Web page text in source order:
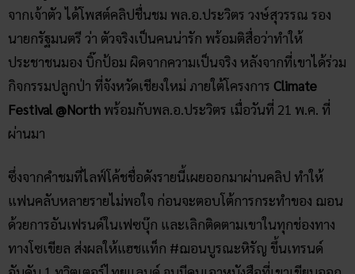
จากเจ้าตัว ได้โพสต์คลิปชื่นชม พล.อ.ประวิตร วงษ์สุวรรณ รอง
นายกรัฐมนตรี ว่า ตัวจริงเป็นคนน่ารัก พร้อมติสื่อว่าทำให้
ประชาชนมอง บิ๊กป้อม ผิดจากความเป็นจริง หลังจากที่เขาได้ร่วม
กิจกรรมปลูกป่า ที่จังหวัดเชียงใหม่ ภายใต้โครงการ Climate
Festival @North พร้อมกับพล.อ.ประวิตร เมื่อวันที่ 21 พ.ค. ที่
ผ่านมา
ซึ่งจากคำชมที่ไลฟ์โค้ชชื่อดังรายนี้เผยออกมาผ่านคลิป ทำให้
แฟนคลับหลายรายไม่พอใจ ก่อนจะตอบโต้การกระทำของ ฌอน
ด้วยการอันเฟรนด์ในเฟซบุ๊ก และเลิกติดตามเขาในทุกช่องทาง
ทางโซเขียล ส่งผลให้แฮชแท็ก #ฌอนบูรณะหิรัญ ขึ้นเทรนด์